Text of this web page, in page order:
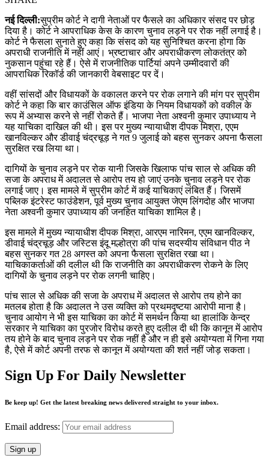
नई दिल्ली:सुप्रीम कोर्ट ने दागी नेताओं पर फैसले का अधिकार संसद पर छोड़
दिया है। कोर्ट ने आपराधिक केस के कारण चुनाव लड़ने पर रोक नहीं लगाई है।
कोर्ट ने फैसला सुनाते हुए कहा कि संसद को यह सुनिश्चित करना होगा कि
अपराधी राजनीति में नहीं आएं। भ्रष्‍टाचार और अपराधीकरण लोकतंत्र को
नुकसान पहुंचा रहे हैं। ऐसे में राजनीतिक पार्टियां अपने उम्मीदवारों की
आपराधिक रिकॉर्ड की जानकारी वेबसाइट पर दें।
वहीं सांसदों और विधायकों के वकालत करने पर रोक लगाने की मांग पर सुप्रीम
कोर्ट ने कहा कि बार काउंसिल ऑफ इंडिया के नियम विधायकों को वकील के
रूप में अभ्यास करने से नहीं रोकते हैं। भाजपा नेता अश्वनी कुमार उपाध्याय ने
यह याचिका दाखिल की थी। इस पर मुख्य न्यायाधीश दीपक मिश्रा, एएम
खानविल्कर और डीवाई चंद्रचूड़ ने गत 9 जुलाई को बहस सुनकर अपना फैसला
सुरक्षित रख लिया था।
दागियों के चुनाव लड़ने पर रोक यानी जिसके खिलाफ पांच साल से अधिक की
सजा के अपराध में अदालत से आरोप तय हो जाएं उनके चुनाव लड़ने पर रोक
लगाई जाए। इस मामले में सुप्रीम कोर्ट में कई याचिकाएं लंबित हैं। जिसमें
पब्लिक इंटरेस्ट फाउंडेशन, पूर्व मुख्य चुनाव आयुक्त जेएम लिंगदोह और भाजपा
नेता अश्वनी कुमार उपाध्याय की जनहित याचिका शामिल है।
इस मामले में मुख्य न्यायाधीश दीपक मिश्रा, आरएम नारिमन, एएम खानविल्कर,
डीवाई चंद्रचूड़ और जस्टिस इंदू मल्होत्रा की पांच सदस्यीय संविधान पीठ ने
बहस सुनकर गत 28 अगस्त को अपना फैसला सुरक्षित रखा था।
याचिकाकर्ताओं की दलील थी कि राजनीति का अपराधीकरण रोकने के लिए
दागियों के चुनाव लड़ने पर रोक लगनी चाहिए।
पांच साल से अधिक की सजा के अपराध में अदालत से आरोप तय होने का
मतलब होता है कि अदालत ने उस व्यक्ति को प्रथमदृष्टया आरोपी माना है।
चुनाव आयोग ने भी इस याचिका का कोर्ट में समर्थन किया था हालांकि केन्द्र
सरकार ने याचिका का पुरजोर विरोध करते हुए दलील दी थी कि कानून में आरोप
तय होने के बाद चुनाव लड़ने पर रोक नहीं है और न ही इसे अयोग्यता में गिना गया
है, ऐसे में कोर्ट अपनी तरफ से कानून में अयोग्यता की शर्त नहीं जोड़ सकता।
Sign Up For Daily Newsletter
Be keep up! Get the latest breaking news delivered straight to your inbox.
Email address: